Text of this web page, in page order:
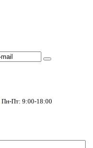
Пн-Пт: 9:00-18:00